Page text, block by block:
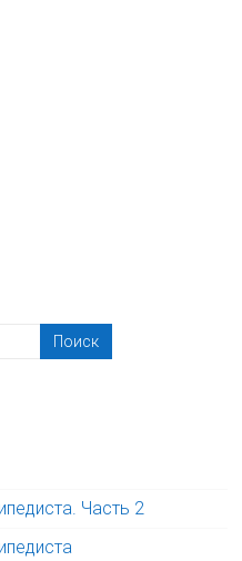
Часть 2